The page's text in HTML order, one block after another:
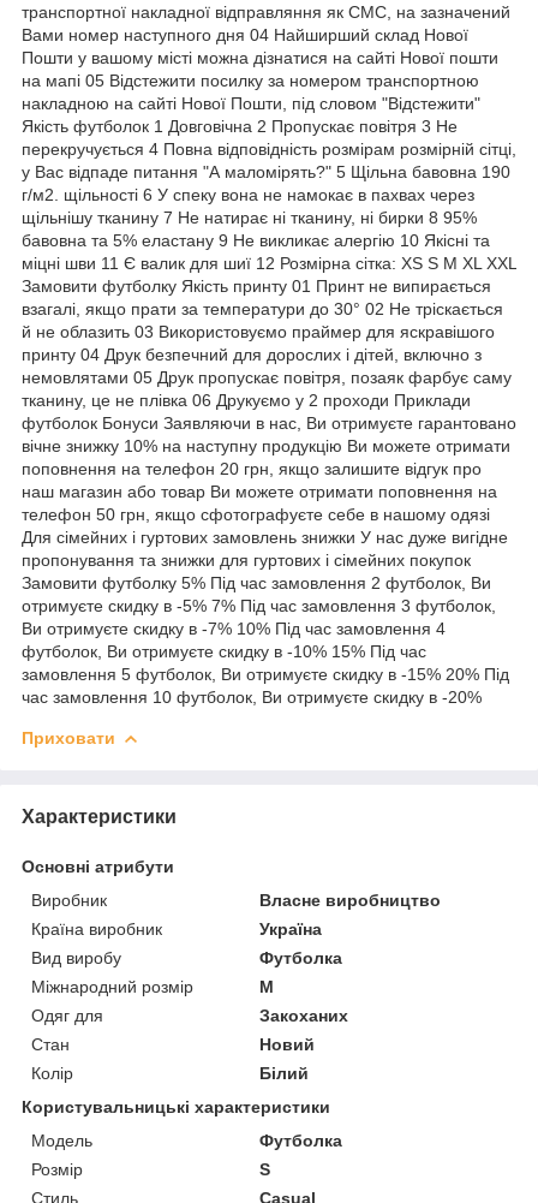
транспортної накладної відправляння як СМС, на зазначений
Вами номер наступного дня 04 Найширший склад Нової
Пошти у вашому місті можна дізнатися на сайті Нової пошти
на мапі 05 Відстежити посилку за номером транспортною
накладною на сайті Нової Пошти, під словом "Відстежити"
Якість футболок 1 Довговічна 2 Пропускає повітря 3 Не
перекручується 4 Повна відповідність розмірам розмірній сітці,
у Вас відпаде питання "А маломірять?" 5 Щільна бавовна 190
г/м2. щільності 6 У спеку вона не намокає в пахвах через
щільнішу тканину 7 Не натирає ні тканину, ні бирки 8 95%
бавовна та 5% еластану 9 Не викликає алергію 10 Якісні та
міцні шви 11 Є валик для шиї 12 Розмірна сітка: XS S M XL XXL
Замовити футболку Якість принту 01 Принт не випирається
взагалі, якщо прати за температури до 30° 02 Не тріскається
й не облазить 03 Використовуємо праймер для яскравішого
принту 04 Друк безпечний для дорослих і дітей, включно з
немовлятами 05 Друк пропускає повітря, позаяк фарбує саму
тканину, це не плівка 06 Друкуємо у 2 проходи Приклади
футболок Бонуси Заявляючи в нас, Ви отримуєте гарантовано
вічне знижку 10% на наступну продукцію Ви можете отримати
поповнення на телефон 20 грн, якщо залишите відгук про
наш магазин або товар Ви можете отримати поповнення на
телефон 50 грн, якщо сфотографуєте себе в нашому одязі
Для сімейних і гуртових замовлень знижки У нас дуже вигідне
пропонування та знижки для гуртових і сімейних покупок
Замовити футболку 5% Під час замовлення 2 футболок, Ви
отримуєте скидку в -5% 7% Під час замовлення 3 футболок,
Ви отримуєте скидку в -7% 10% Під час замовлення 4
футболок, Ви отримуєте скидку в -10% 15% Під час
замовлення 5 футболок, Ви отримуєте скидку в -15% 20% Під
час замовлення 10 футболок, Ви отримуєте скидку в -20%
Приховати
Характеристики
Основні атрибути
Виробник
Власне виробництво
Країна виробник
Україна
Вид виробу
Футболка
Міжнародний розмір
M
Одяг для
Закоханих
Стан
Новий
Колір
Білий
Користувальницькі характеристики
Мoдель
Футболка
Розмір
S
Стиль
Casual